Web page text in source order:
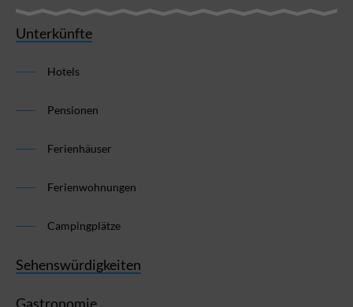
Unterkünfte
Hotels
Pensionen
Ferienhäuser
Ferienwohnungen
Campingplätze
Sehenswürdigkeiten
Gastronomie